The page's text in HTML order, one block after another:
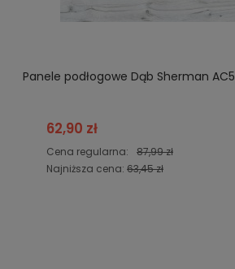
Panele podłogowe Dąb Sherman AC5
62,90 zł
Cena regularna:
87,99 zł
Najniższa cena: 63,45 zł